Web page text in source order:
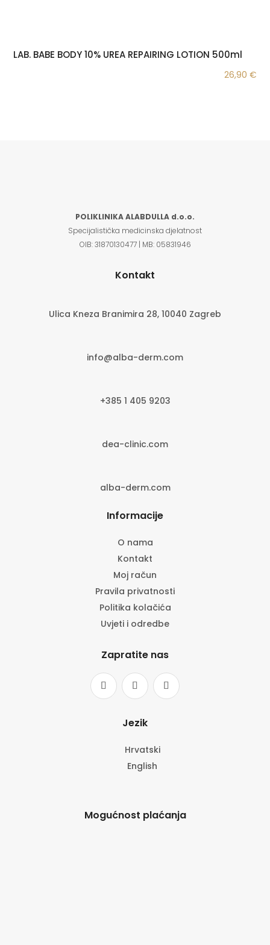
LAB. BABE BODY 10% UREA REPAIRING LOTION 500ml
26,90 €
POLIKLINIKA ALABDULLA d.o.o.
Specijalistička medicinska djelatnost
OIB:31870130477 | MB: 05831946
Kontakt
Ulica Kneza Branimira 28, 10040 Zagreb
info@alba-derm.com
+385 1 405 9203
dea-clinic.com
alba-derm.com
Informacije
O nama
Kontakt
Moj račun
Pravila privatnosti
Politika kolačića
Uvjeti i odredbe
Zapratite nas
Jezik
Hrvatski
English
Mogućnost plaćanja